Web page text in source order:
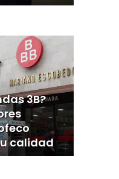
3B?
calidad